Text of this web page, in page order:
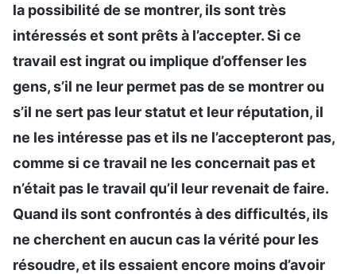
la possibilité de se montrer, ils sont très
intéressés et sont prêts à l’accepter. Si ce
travail est ingrat ou implique d’offenser les
gens, s’il ne leur permet pas de se montrer ou
s’il ne sert pas leur statut et leur réputation, il
ne les intéresse pas et ils ne l’accepteront pas,
comme si ce travail ne les concernait pas et
n’était pas le travail qu’il leur revenait de faire.
Quand ils sont confrontés à des difficultés, ils
ne cherchent en aucun cas la vérité pour les
résoudre, et ils essaient encore moins d’avoir